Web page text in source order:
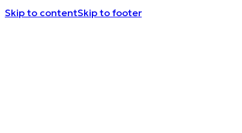
Skip to contentSkip to footer